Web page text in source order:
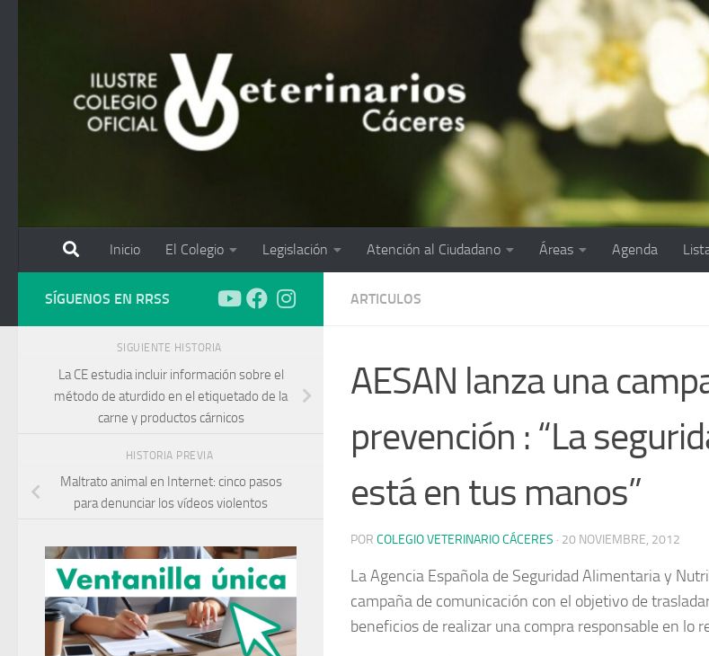
Inicio El Colegio Legislación Atención al Ciudadano Áreas Agenda
ARTICULOS
AESAN lanza una
prevención : “La
está en tus manos”
POR COLEGIO VETERINARIO CÁCERES · 20 NOVIEMBRE, 2012
La Agencia Española de Seguridad Alimentaria y
campaña de comunicación con el objetivo de
beneficios de realizar una compra responsable en lo
SÍGUENOS EN RRSS
SIGUIENTE HISTORIA
La CE estudia incluir información sobre el
método de aturdido en el etiquetado de la
carne y productos cárnicos
HISTORIA PREVIA
Maltrato animal en Internet: cinco pasos
para denunciar los vídeos violentos